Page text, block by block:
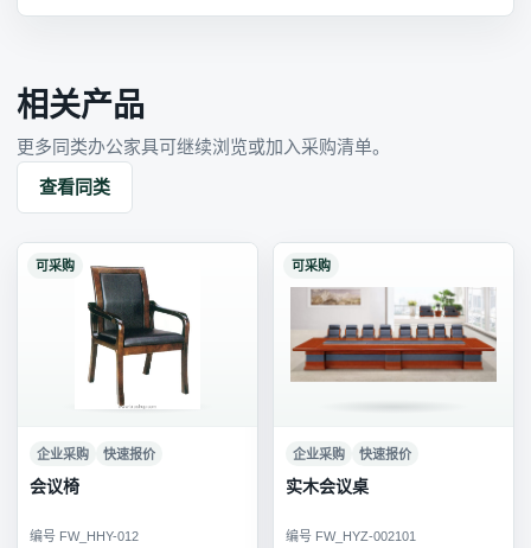
相关产品
更多同类办公家具可继续浏览或加入采购清单。
查看同类
可采购
企业采购 快速报价
会议椅
编号 FW_HHY-012
可采购
企业采购 快速报价
实木会议桌
编号 FW_HYZ-002101